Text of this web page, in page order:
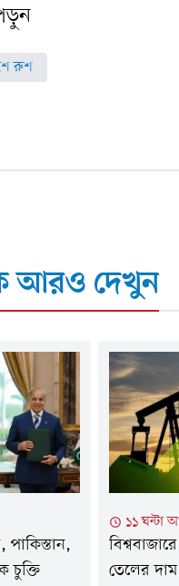
রুশ
আরও দেখুন
পাকিস্তান,
চুক্তি
১১ ঘন্টা
তেলের দাম